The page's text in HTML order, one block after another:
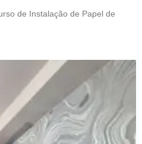
de Instalação de Papel de